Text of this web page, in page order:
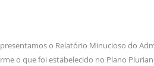
o Relatório Minucioso do
o que foi estabelecido no Plano